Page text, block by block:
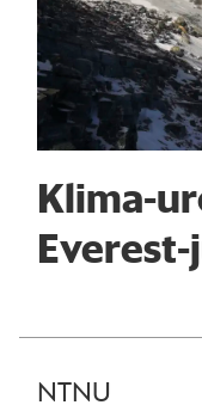
Klima-
NTNU